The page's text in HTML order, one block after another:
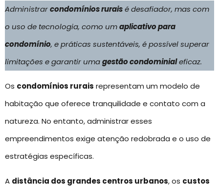
Administrarcondomínios ruraisé desafiador, mas com
o uso de tecnologia, como umaplicativo para
condomínio, e práticas sustentáveis, é possível superar
limitações e garantir umagestão condominialeficaz.
Os condomínios rurais representam um modelo de
habitação que oferece tranquilidade e contato com a
natureza. No entanto, administrar esses
empreendimentos exige atenção redobrada e o uso de
estratégias específicas.
A distância dos grandes centros urbanos, os custos